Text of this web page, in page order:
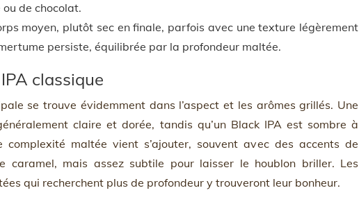
de chocolat.
moyen, plutôt sec en finale, parfois avec une texture légèrement
persiste, équilibrée par la profondeur maltée.
classique
se trouve évidemment dans l’aspect et les arômes grillés. Une
claire et dorée, tandis qu’un Black IPA est sombre à
complexité maltée vient s’ajouter, souvent avec des accents de
caramel, mais assez subtile pour laisser le houblon briller. Les
qui recherchent plus de profondeur y trouveront leur bonheur.